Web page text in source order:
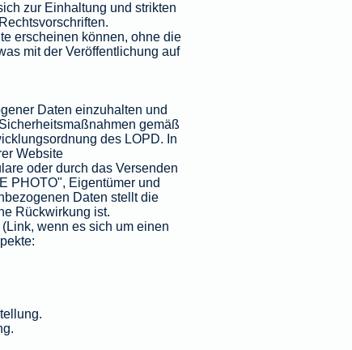
zur Einhaltung und strikten
erscheinen können, ohne die
mit der Veröffentlichung auf
Daten einzuhalten und
gemäß
des LOPD. In
Website
oder durch das Versenden
PHOTO", Eigentümer und
Daten stellt die
Rückwirkung ist.
wenn es sich um einen